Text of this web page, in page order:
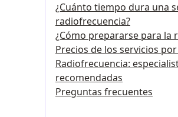
¿Cuánto tiempo dura una
radiofrecuencia?
¿Cómo prepararse para la
Precios de los servicios
Radiofrecuencia:
recomendadas
Preguntas frecuentes